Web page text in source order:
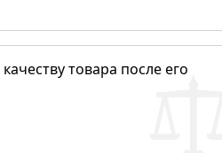
товара после его